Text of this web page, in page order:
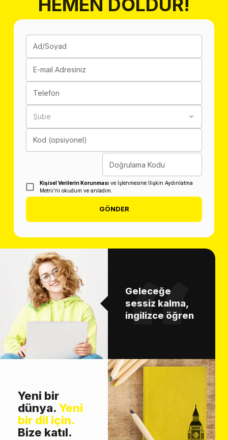
HEMEN DOLDUR!
Ad/Soyad
E-mail Adresiniz
Telefon
Şube
Kod (opsiyonel)
Doğrulama Kodu
Kişisel Verilerin Korunması ve İşlenmesine İlişkin Aydınlatma
Metni'ni okudum ve anladım.
GÖNDER
Geleceğe
sessiz kalma,
ingilizce öğren
Yeni bir
dünya. Yeni
bir dil için.
Bize katıl.